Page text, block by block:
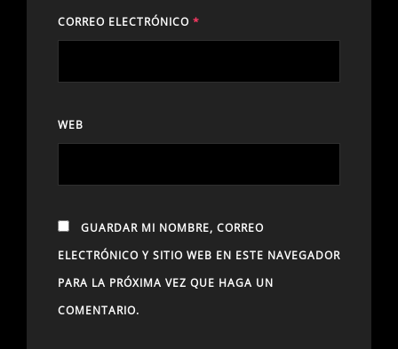
CORREO ELECTRÓNICO *
WEB
GUARDAR MI NOMBRE, CORREO
ELECTRÓNICO Y SITIO WEB EN ESTE NAVEGADOR
PARA LA PRÓXIMA VEZ QUE HAGA UN
COMENTARIO.